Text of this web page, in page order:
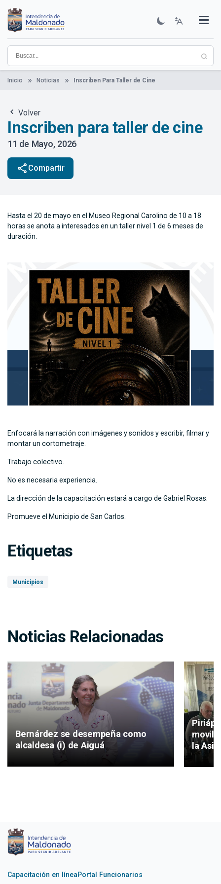
contenido
principal
Institucional
Municipios
Descubre Maldonado
Comunicación
Servicios
Guía De Trámites
Ver Noticias
Inicio Noticias Inscriben Para Taller de Cine
Volver
Inscriben para taller de cine
11 de Mayo, 2026
share Compartir
Hasta el 20 de mayo en el Museo Regional Carolino de 10 a 18
horas se anota a interesados en un taller nivel 1 de 6 meses de
duración.
Enfocará la narración con imágenes y sonidos y escribir, filmar y
montar un cortometraje.
Trabajo colectivo.
No es necesaria experiencia.
La dirección de la capacitación estará a cargo de Gabriel Rosas.
Promueve el Municipio de San Carlos.
Etiquetas
Municipios
Noticias Relacionadas
Bernárdez se desempeña como
alcaldesa (i) de Aiguá
la
Capacitación en líneaPortal Funcionarios